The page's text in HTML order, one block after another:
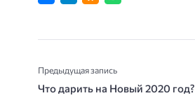
Предыдущая запись
Что дарить на Новый 2020 год?